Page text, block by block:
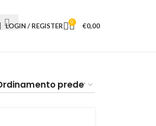
LOGIN / REGISTER 0 €0,00